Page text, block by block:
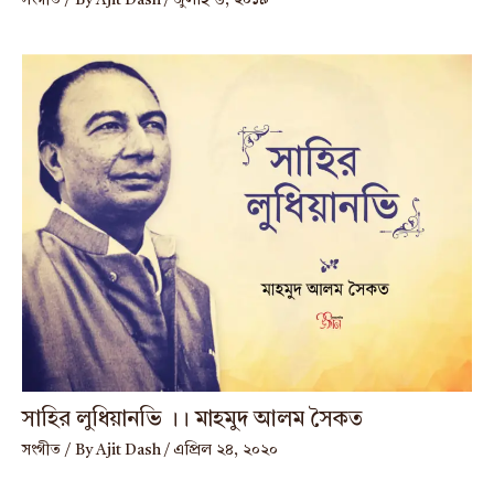
সাহির লুধিয়ানভি ।। মাহমুদ আলম সৈকত
সংগীত / ByAjit Dash / এপ্রিল ২৪, ২০২০